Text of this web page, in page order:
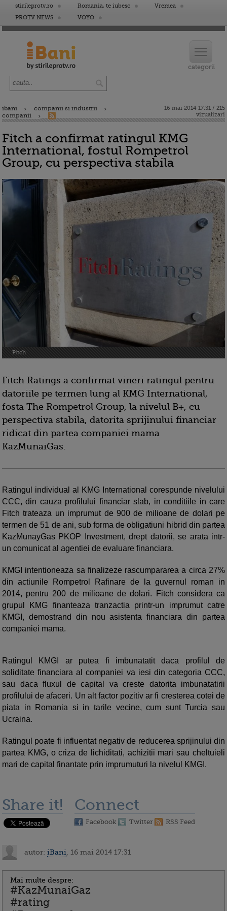
stirileprotv.ro Romania, te iubesc
Vremea
PROTV NEWS
VOYO
ibani
companii si industrii
companii
16 mai 2014 17:31 / 215
vizualizari
Fitch a confirmat ratingul KMG
International, fostul Rompetrol
Group, cu perspectiva stabila
Fitch
Fitch Ratings a confirmat vineri ratingul pentru
datoriile pe termen lung al KMG International,
fosta The Rompetrol Group, la nivelul B+, cu
perspectiva stabila, datorita sprijinului financiar
ridicat din partea companiei mama
KazMunaiGas.
Ratingul individual al KMG International corespunde nivelului
CCC, din cauza profilului financiar slab, in conditiile in care
Fitch trateaza un imprumut de 900 de milioane de dolari pe
termen de 51 de ani, sub forma de obligatiuni hibrid din partea
KazMunayGas PKOP Investment, drept datorii, se arata intr-
un comunicat al agentiei de evaluare financiara.
KMGI intentioneaza sa finalizeze rascumpararea a circa 27%
din actiunile Rompetrol Rafinare de la guvernul roman in
2014, pentru 200 de milioane de dolari. Fitch considera ca
grupul KMG finanteaza tranzactia printr-un imprumut catre
KMGI, demostrand din nou asistenta financiara din partea
companiei mama.
Ratingul KMGI ar putea fi imbunatatit daca profilul de
soliditate financiara al companiei va iesi din categoria CCC,
sau daca fluxul de capital va creste datorita imbunatatirii
profilului de afaceri. Un alt factor pozitiv ar fi cresterea cotei de
piata in Romania si in tarile vecine, cum sunt Turcia sau
Ucraina.
Ratingul poate fi influentat negativ de reducerea sprijinului din
partea KMG, o criza de lichiditati, achizitii mari sau cheltuieli
mari de capital finantate prin imprumuturi la nivelul KMGI.
Share it! Connect
Facebook Twitter RSS Feed
autor: iBani , 16 mai 2014 17:31
Mai multe despre:
#KazMunaiGaz
#rating